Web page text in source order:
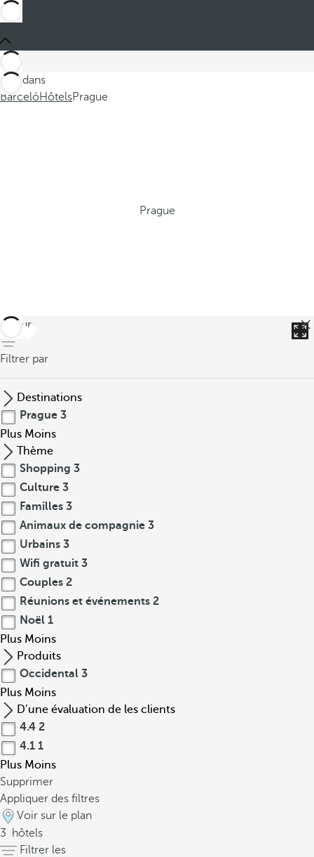
Ces dans
BarcelóHôtelsPrague
Prague
retour
Filtrer par
Destinations
Prague 3
Plus Moins
Thème
Shopping 3
Culture 3
Familles 3
Animaux de compagnie 3
Urbains 3
Wifi gratuit 3
Couples 2
Réunions et événements 2
Noël 1
Plus Moins
Produits
Occidental 3
Plus Moins
D’une évaluation de les clients
4.4 2
4.1 1
Plus Moins
Supprimer
Appliquer des filtres
Voir sur le plan
3
hôtels
Filtrer les